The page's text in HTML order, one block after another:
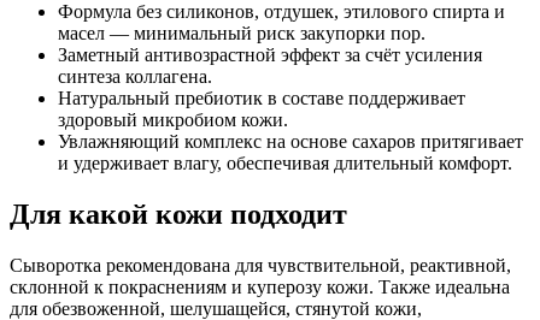
Формула без силиконов, отдушек, этилового спирта и
масел — минимальный риск закупорки пор.
Заметный антивозрастной эффект за счёт усиления
синтеза коллагена.
Натуральный пребиотик в составе поддерживает
здоровый микробиом кожи.
Увлажняющий комплекс на основе сахаров притягивает
и удерживает влагу, обеспечивая длительный комфорт.
Для какой кожи подходит
Сыворотка рекомендована для чувствительной, реактивной,
склонной к покраснениям и куперозу кожи. Также идеальна
для обезвоженной, шелушащейся, стянутой кожи,